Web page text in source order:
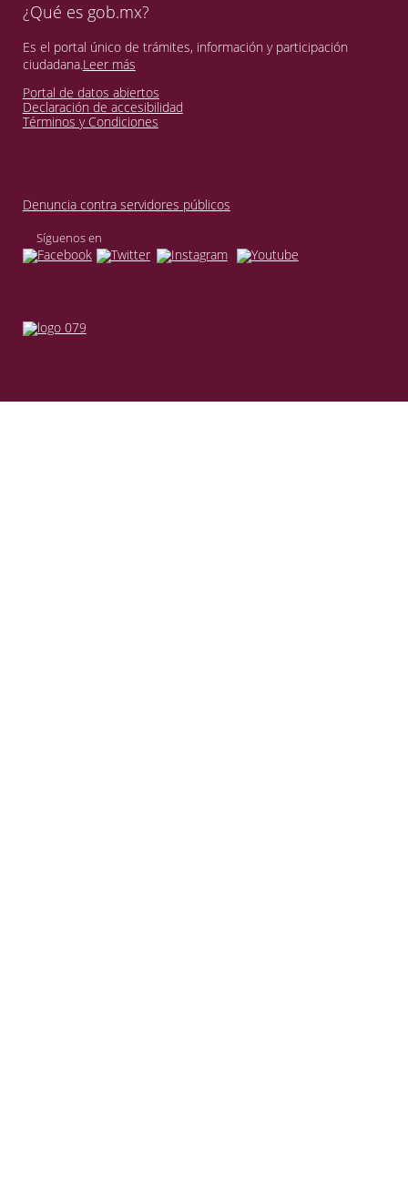
¿Qué es gob.mx?
Es el portal único de trámites, información y participación
ciudadana.Leer más
Portal de datos abiertos
Declaración de accesibilidad
Términos y Condiciones
Denuncia contra servidores públicos
Síguenos en